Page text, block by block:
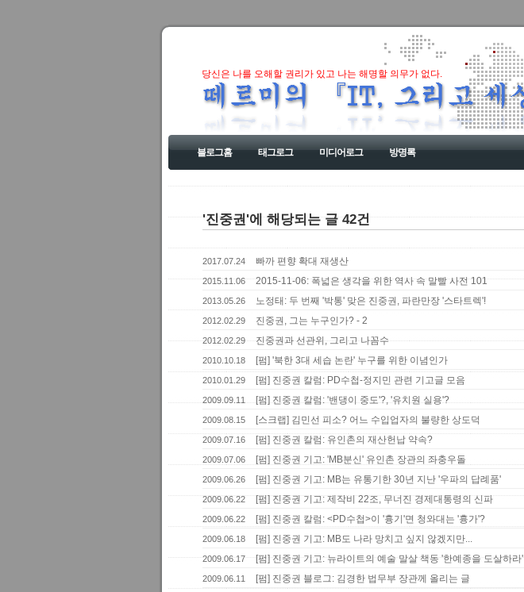
당신은 나를 오해할 권리가 있고 나는 해명할 의무가 없다.
블로그홈 태그로그 미디어로그 방명록
'진중권'에 해당되는 글 42건
2017.07.24 빠까 편향 확대 재생산
2015.11.06 2015-11-06: 폭넓은 생각을 위한 역사 속 말빨 사전 101
2013.05.26 노정태: 두 번째 '박통' 맞은 진중권, 파란만장 '스타트렉'!
2012.02.29 진중권, 그는 누구인가? - 2
2012.02.29 진중권과 선관위, 그리고 나꼼수
2010.10.18 [펌] '북한 3대 세습 논란' 누구를 위한 이념인가
2010.01.29 [펌] 진중권 칼럼: PD수첩-정지민 관련 기고글 모음
2009.09.11 [펌] 진중권 칼럼: '밴댕이 중도'?, '유치원 실용'?
2009.08.15 [스크랩] 김민선 피소? 어느 수입업자의 불량한 상도덕
2009.07.16 [펌] 진중권 칼럼: 유인촌의 재산헌납 약속?
2009.07.06 [펌] 진중권 기고: 'MB분신' 유인촌 장관의 좌충우돌
2009.06.26 [펌] 진중권 기고: MB는 유통기한 30년 지난 '우파의 답례품'
2009.06.22 [펌] 진중권 기고: 제작비 22조, 무너진 경제대통령의 신파
2009.06.22 [펌] 진중권 칼럼: <PD수첩>이 '흉기'면 청와대는 '흉가'?
2009.06.18 [펌] 진중권 기고: MB도 나라 망치고 싶지 않겠지만...
2009.06.17 [펌] 진중권 기고: 뉴라이트의 예술 말살 책동 '한예종을 도살하라'
2009.06.11 [펌] 진중권 블로그: 김경한 법무부 장관께 올리는 글